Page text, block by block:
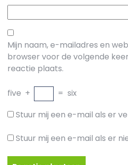
Mijn naam, e-mailadres en
browser voor de volgende
reactie plaats.
five + = six
Stuur mij een e-mail als er
Stuur mij een e-mail als er